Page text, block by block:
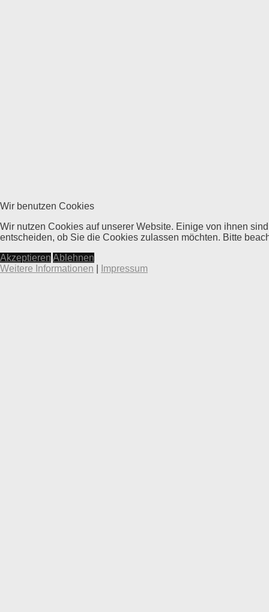
Wir benutzen Cookies
Wir nutzen Cookies auf unserer Website. Einige von ihnen
entscheiden, ob Sie die Cookies zulassen möchten. Bitte
Akzeptieren Ablehnen
Weitere Informationen
Impressum